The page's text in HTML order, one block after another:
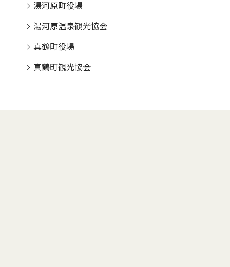
湯河原町役場
湯河原温泉観光協会
真鶴町役場
真鶴町観光協会